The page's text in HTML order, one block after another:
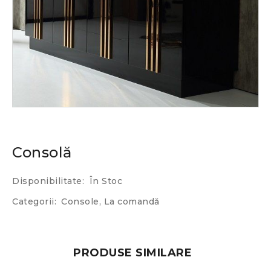
Consolă
Disponibilitate: În Stoc
Categorii: Console, La comandă
PRODUSE SIMILARE